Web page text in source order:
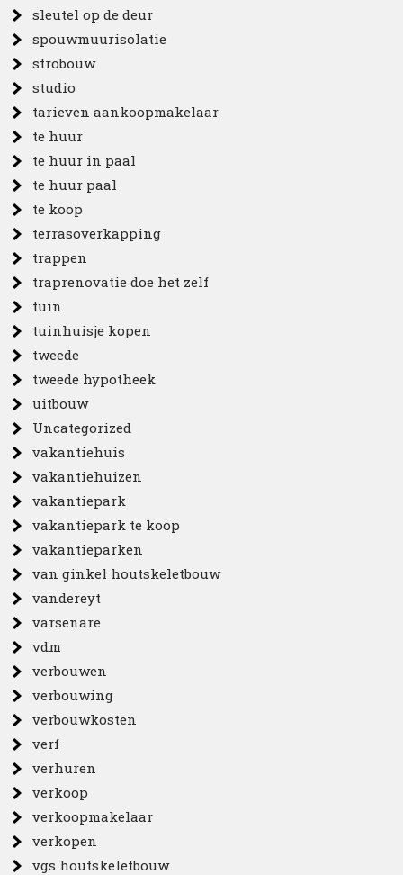
sleutel op de deur
spouwmuurisolatie
strobouw
studio
tarieven aankoopmakelaar
te huur
te huur in paal
te huur paal
te koop
terrasoverkapping
trappen
traprenovatie doe het zelf
tuin
tuinhuisje kopen
tweede
tweede hypotheek
uitbouw
Uncategorized
vakantiehuis
vakantiehuizen
vakantiepark
vakantiepark te koop
vakantieparken
van ginkel houtskeletbouw
vandereyt
varsenare
vdm
verbouwen
verbouwing
verbouwkosten
verf
verhuren
verkoop
verkoopmakelaar
verkopen
vgs houtskeletbouw